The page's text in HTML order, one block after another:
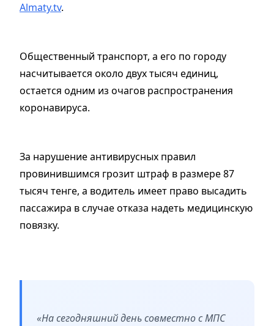
Almaty.tv.
Общественный транспорт, а его по городу
насчитывается около двух тысяч единиц,
остается одним из очагов распространения
коронавируса.
За нарушение антивирусных правил
провинившимся грозит штраф в размере 87
тысяч тенге, а водитель имеет право высадить
пассажира в случае отказа надеть медицинскую
повязку.
«На сегодняшний день совместно с МПС